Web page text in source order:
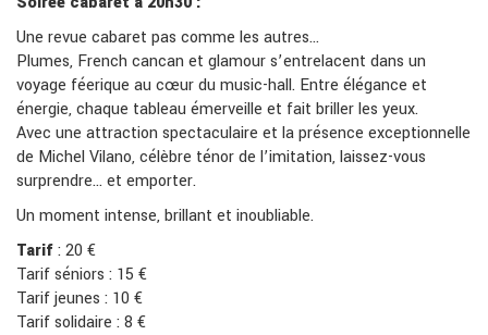
Une revue cabaret pas comme les autres…
Plumes, French cancan et glamour s’entrelacent dans un
voyage féerique au cœur du music-hall. Entre élégance et
énergie, chaque tableau émerveille et fait briller les yeux.
Avec une attraction spectaculaire et la présence exceptionnelle
de Michel Vilano, célèbre ténor de l’imitation, laissez-vous
surprendre… et emporter.
Un moment intense, brillant et inoubliable.
Tarif: 20 €
Tarif séniors : 15 €
Tarif jeunes : 10 €
Tarif solidaire : 8 €